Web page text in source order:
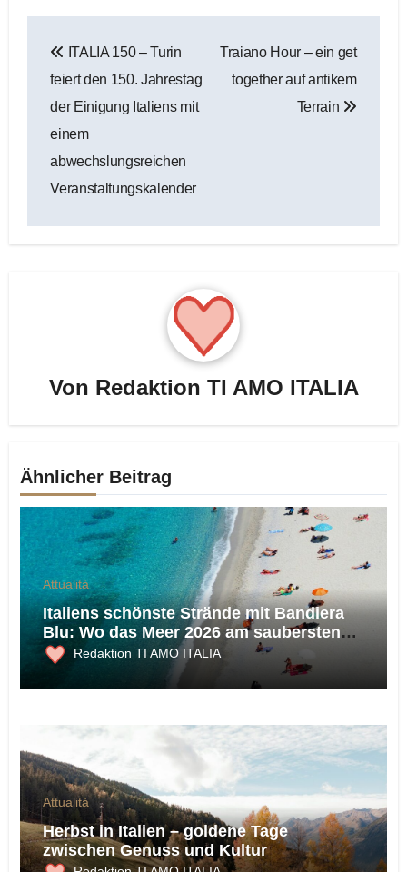
ITALIA 150 – Turin
feiert den 150. Jahrestag
der Einigung Italiens mit
einem
abwechslungsreichen
Veranstaltungskalender
Traiano Hour – ein get
together auf antikem
Terrain
Von Redaktion TI AMO ITALIA
Ähnlicher Beitrag
Attualità
Italiens schönste Strände mit Bandiera
Blu: Wo das Meer 2026 am saubersten
ist
Redaktion TI AMO ITALIA
Attualità
Herbst in Italien – goldene Tage
zwischen Genuss und Kultur